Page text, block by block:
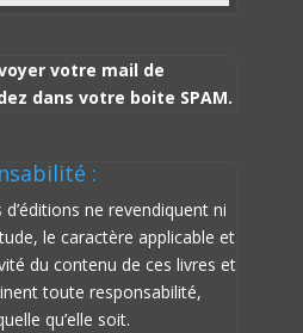
votre mail de
dans votre boite SPAM.
:
ne revendiquent ni
le caractère applicable et
du contenu de ces livres et
toute responsabilité,
qu’elle soit.